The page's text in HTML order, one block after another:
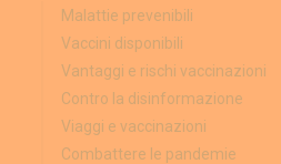
Malattie prevenibili
Vaccini disponibili
Vantaggi e rischi vaccinazioni
Contro la disinformazione
Viaggi e vaccinazioni
Combattere le pandemie